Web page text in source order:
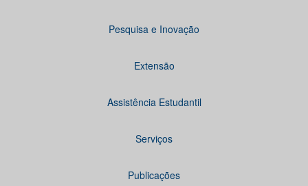
Pesquisa e Inovação
Extensão
Assistência Estudantil
Serviços
Publicações